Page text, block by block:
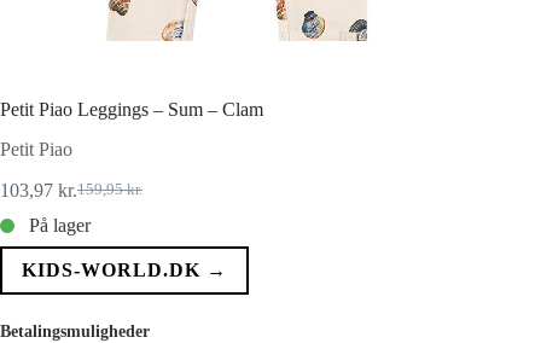
Petit Piao Leggings – Sum – Clam
Petit Piao
159,95kr.
Den
oprindelige
pris
var:
103,97 kr.Den
aktuelle
pris
er:
På lager
KIDS-WORLD.DK →
Betalingsmuligheder